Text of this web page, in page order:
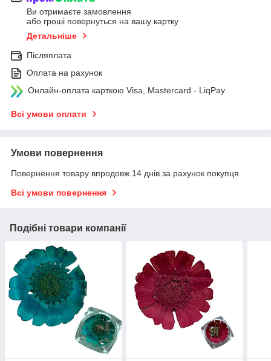
Ви отримаєте замовлення
або гроші повернуться на вашу картку
Детальніше
Післяплата
Оплата на рахунок
Онлайн-оплата карткою Visa, Mastercard - LiqPay
Всі умови оплати
Умови повернення
Повернення товару впродовж 14 днів за рахунок покупця
Всі умови повернення
Подібні товари компанії